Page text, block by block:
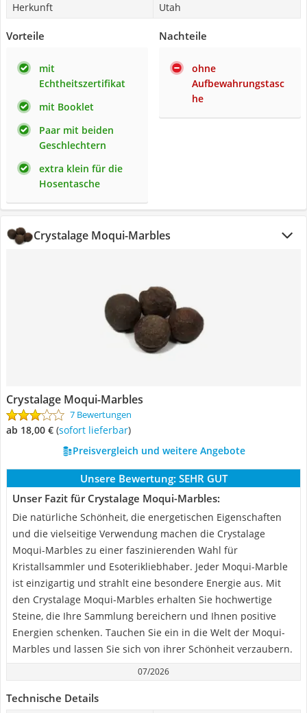
Herkunft
Utah
Vorteile
mit
Echtheitszertifikat
mit Booklet
Paar mit beiden
Geschlechtern
extra klein für die
Hosentasche
Nachteile
ohne
Aufbewahrungstasc
he
Crystalage Moqui-Marbles
Crystalage Moqui-Marbles
7 Bewertungen
ab 18,00 € ( Sofort lieferbar)
Preisvergleich und weitere Angebote
Unsere Bewertung: SEHR GUT
Unser Fazit für Crystalage Moqui-Marbles:
Die natürliche Schönheit, die energetischen Eigenschaften
und die vielseitige Verwendung machen die Crystalage
Moqui-Marbles zu einer faszinierenden Wahl für
Kristallsammler und Esoterikliebhaber. Jeder Moqui-Marble
ist einzigartig und strahlt eine besondere Energie aus. Mit
den Crystalage Moqui-Marbles erhalten Sie hochwertige
Steine, die Ihre Sammlung bereichern und Ihnen positive
Energien schenken. Tauchen Sie ein in die Welt der Moqui-
Marbles und lassen Sie sich von ihrer Schönheit verzaubern.
07/2026
Technische Details